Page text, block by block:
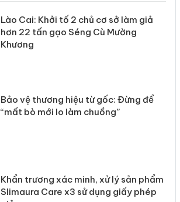
Lào Cai: Khởi tố 2 chủ cơ sở làm giả
hơn 22 tấn gạo Séng Cù Mường
Khương
Bảo vệ thương hiệu từ gốc: Đừng để
“mất bò mới lo làm chuồng”
Khẩn trương xác minh, xử lý sản phẩm
Slimaura Care x3 sử dụng giấy phép